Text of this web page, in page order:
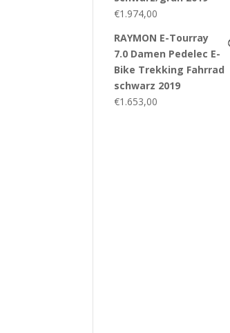
€1.974,00
RAYMON E-Tourray
7.0 Damen Pedelec E-
Bike Trekking Fahrrad
schwarz 2019
€1.653,00